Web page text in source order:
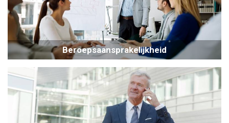
Beroepsaansprakelijkheid